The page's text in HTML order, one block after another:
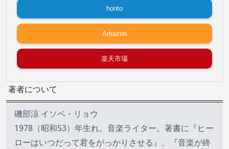
honto
Amazon
楽天市場
著者について
磯部涼 イソベ・リョウ
1978（昭和53）年生れ。音楽ライター。著書に『ヒー
ローはいつだって君をがっかりさせる』、『音楽が終